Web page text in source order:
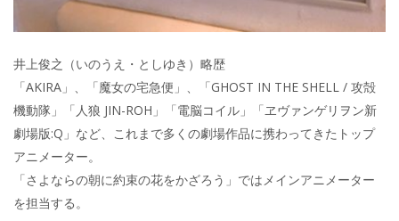
井上俊之（いのうえ・としゆき）略歴
「AKIRA」、「魔女の宅急便」、「GHOST IN THE SHELL / 攻殻
機動隊」「人狼 JIN-ROH」「電脳コイル」「ヱヴァンゲリヲン新
劇場版:Q」など、これまで多くの劇場作品に携わってきたトップ
アニメーター。
「さよならの朝に約束の花をかざろう」ではメインアニメーター
を担当する。